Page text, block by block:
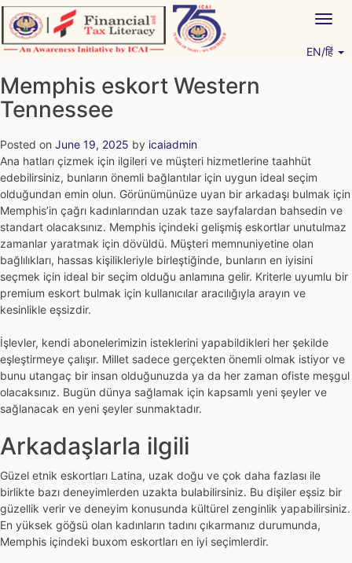
Skip
to
content
EN/हिं
Memphis eskort Western
Tennessee
Posted on June 19, 2025 by icaiadmin
Ana hatları çizmek için ilgileri ve müşteri hizmetlerine taahhüt
edebilirsiniz, bunların önemli bağlantılar için uygun ideal seçim
olduğundan emin olun. Görünümünüze uyan bir arkadaşı bulmak için
Memphis’in çağrı kadınlarından uzak taze sayfalardan bahsedin ve
standart olacaksınız. Memphis içindeki gelişmiş eskortlar unutulmaz
zamanlar yaratmak için dövüldü. Müşteri memnuniyetine olan
bağlılıkları, hassas kişilikleriyle birleştiğinde, bunların en iyisini
seçmek için ideal bir seçim olduğu anlamına gelir. Kriterle uyumlu bir
premium eskort bulmak için kullanıcılar aracılığıyla arayın ve
kesinlikle eşsizdir.
İşlevler, kendi abonelerimizin isteklerini yapabildikleri her şekilde
eşleştirmeye çalışır. Millet sadece gerçekten önemli olmak istiyor ve
bunu utangaç bir insan olduğunuzda ya da her zaman ofiste meşgul
olacaksınız. Bugün dünya sağlamak için kapsamlı yeni şeyler ve
sağlanacak en yeni şeyler sunmaktadır.
Arkadaşlarla ilgili
Güzel etnik eskortları Latina, uzak doğu ve çok daha fazlası ile
birlikte bazı deneyimlerden uzakta bulabilirsiniz. Bu dişiler eşsiz bir
güzellik verir ve deneyim konusunda kültürel zenginlik yapabilirsiniz.
En yüksek göğsü olan kadınların tadını çıkarmanız durumunda,
Memphis içindeki buxom eskortları en iyi seçimlerdir.